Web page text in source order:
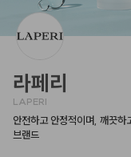
라페리
LAPERI
안전하고 안정적이며, 깨끗하
브랜드